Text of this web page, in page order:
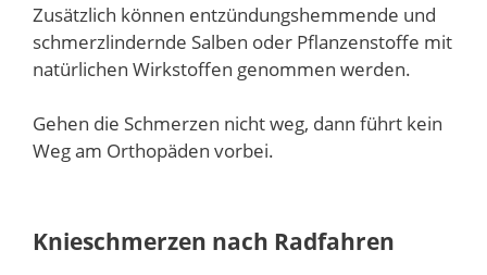
Zusätzlich können entzündungshemmende und
schmerzlindernde Salben oder Pflanzenstoffe mit
natürlichen Wirkstoffen genommen werden.
Gehen die Schmerzen nicht weg, dann führt kein
Weg am Orthopäden vorbei.
Knieschmerzen nach Radfahren